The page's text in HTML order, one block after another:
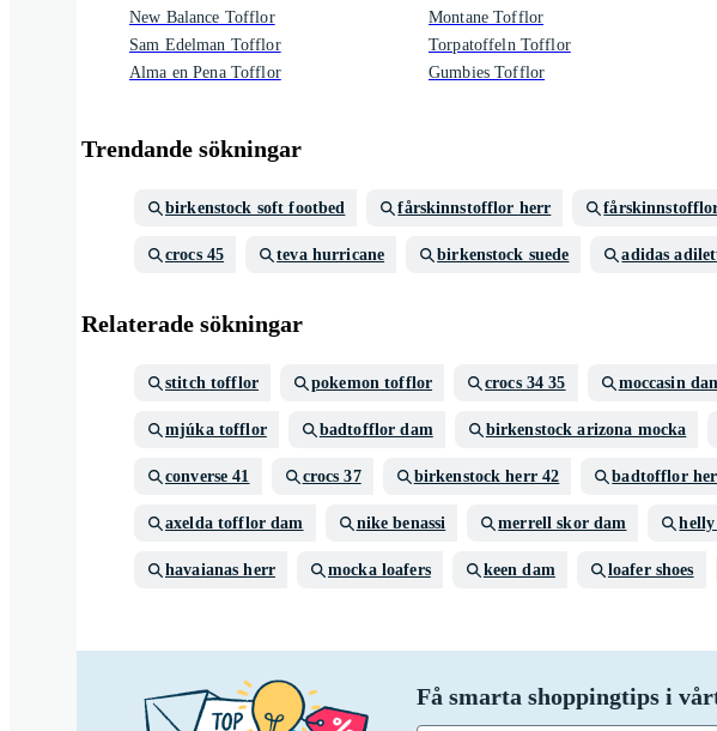
New Balance Tofflor
Sam Edelman Tofflor
Alma en Pena Tofflor
Montane Tofflor
Torpatoffeln Tofflor
Gumbies Tofflor
Trendande sökningar
birkenstock soft footbed fårskinnstofflor herr
crocs 45 teva hurricane birkenstock suede adidas
Relaterade sökningar
stitch tofflor pokemon tofflor crocs 34 35 moccasin
mjúka tofflor badtofflor dam birkenstock arizona mocka
converse 41 crocs 37 birkenstock herr 42 badtofflor
axelda tofflor dam nike benassi merrell skor dam helly
havaianas herr mocka loafers keen dam loafer shoes
Få smarta shoppingtips i